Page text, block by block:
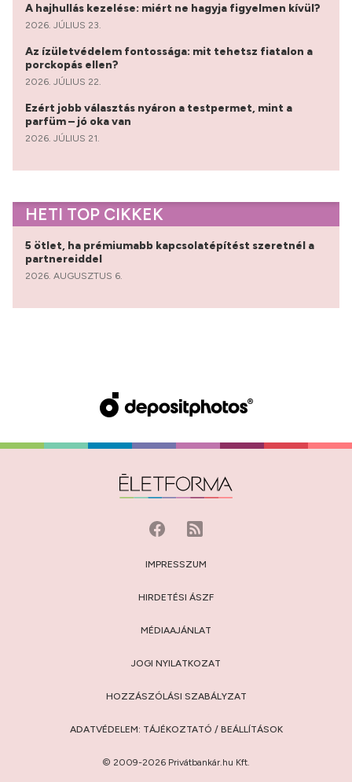
A hajhullás kezelése: miért ne hagyja figyelmen kívül?
2026. JÚLIUS 23.
Az ízületvédelem fontossága: mit tehetsz fiatalon a
porckopás ellen?
2026. JÚLIUS 22.
Ezért jobb választás nyáron a testpermet, mint a
parfüm – jó oka van
2026. JÚLIUS 21.
HETI TOP CIKKEK
5 ötlet, ha prémiumabb kapcsolatépítést szeretnél a
partnereiddel
2026. AUGUSZTUS 6.
IMPRESSZUM
HIRDETÉSI ÁSZF
MÉDIAAJÁNLAT
JOGI NYILATKOZAT
HOZZÁSZÓLÁSI SZABÁLYZAT
ADATVÉDELEM: TÁJÉKOZTATÓ / BEÁLLÍTÁSOK
© 2009-2026 Privátbankár.hu Kft.